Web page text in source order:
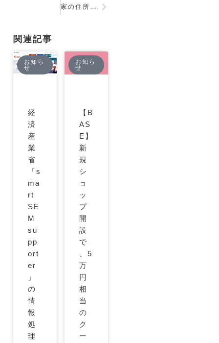
家の住所や電話番号が見られてる！？ドメイン(URL)取得で気を付けたいこと
関連記事
お知ら
せ
経
済
産
業
省
「s
ma
rt
SE
M
su
pp
ort
er
」
の
情
報
処
理
お知ら
せ
【B
AS
E】
新
規
シ
ョ
ッ
プ
開
設
で
、5
万
円
相
当
の
ク
ー